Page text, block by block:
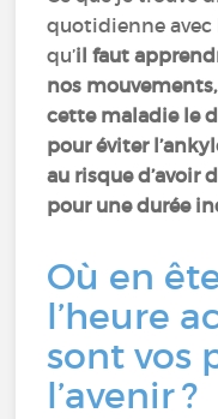
quotidienne
qu’il faut
nos
cette maladie le
pour éviter
au risque d’avoir
pour une durée
Où en
l’heure
sont vos
l’avenir ?